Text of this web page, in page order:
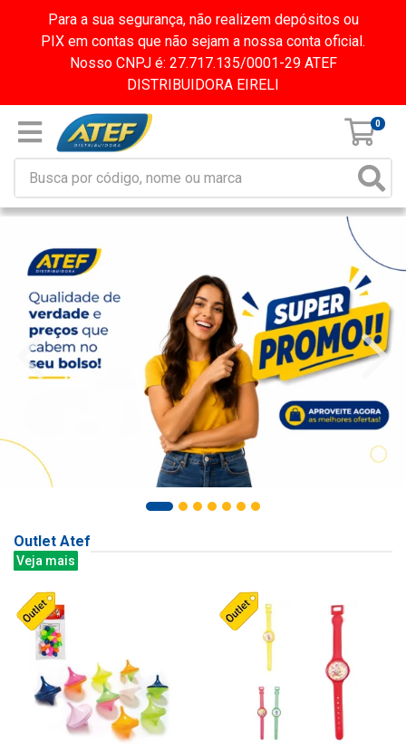
Para a sua segurança, não realizem depósitos ou
PIX em contas que não sejam a nossa conta oficial.
Nosso CNPJ é: 27.717.135/0001-29 ATEF
DISTRIBUIDORA EIRELI
0
Outlet Atef
Veja mais